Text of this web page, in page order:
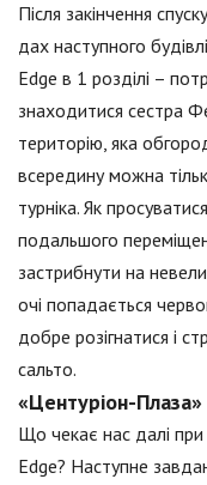
Після закінчення
дах наступного
Edge в 1 розділі –
знаходитися сестра
територію, яка
всередину можна
турніка. Як
подальшого
застрибнути на
очі попадається
добре розігнатися і
сальто.
«Центуріон-Плаза»
Що чекає нас далі
Edge? Наступне